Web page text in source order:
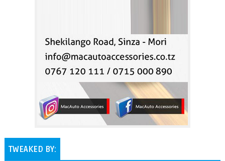
TWEAKED BY: